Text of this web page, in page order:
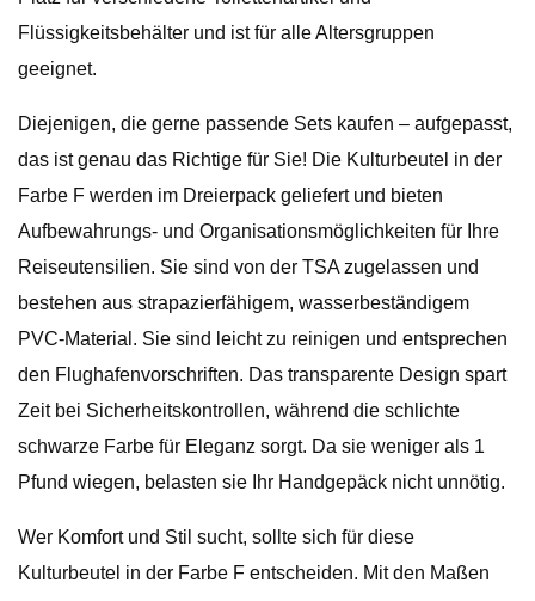
Flüssigkeitsbehälter und ist für alle Altersgruppen
geeignet.
Diejenigen, die gerne passende Sets kaufen – aufgepasst,
das ist genau das Richtige für Sie! Die Kulturbeutel in der
Farbe F werden im Dreierpack geliefert und bieten
Aufbewahrungs- und Organisationsmöglichkeiten für Ihre
Reiseutensilien. Sie sind von der TSA zugelassen und
bestehen aus strapazierfähigem, wasserbeständigem
PVC-Material. Sie sind leicht zu reinigen und entsprechen
den Flughafenvorschriften. Das transparente Design spart
Zeit bei Sicherheitskontrollen, während die schlichte
schwarze Farbe für Eleganz sorgt. Da sie weniger als 1
Pfund wiegen, belasten sie Ihr Handgepäck nicht unnötig.
Wer Komfort und Stil sucht, sollte sich für diese
Kulturbeutel in der Farbe F entscheiden. Mit den Maßen